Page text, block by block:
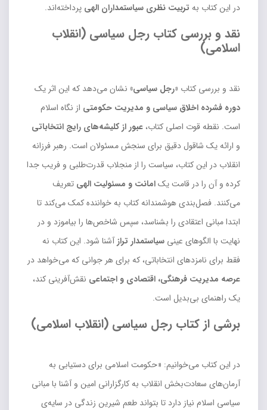
در این کتاب به تربیت نظری سیاستمداران الهی پرداخته‌اند.
نقد و بررسی کتاب رجل سیاسی (انقلاب
اسلامی)
نقد و بررسی کتاب «رجل سیاسی» نشان می‌دهد که این اثر یک
دوره فشرده اخلاق سیاسی و مدیریت حکومتی از نگاه اسلام
است. نقطه قوت اصلی کتاب، عبور از کلیشه‌های رایج انتخاباتی
و ارائه یک شاقول دقیق برای سنجش مسئولان است. رهبر فرزانه
انقلاب در این کتاب، سیاست را از منجلاب قدرت‌طلبی و فریب جدا
کرده و آن را در قامت یکامانت و مسئولیت الهی تعریف
می‌کنند. فصل‌بندی هوشمندانه کتاب به خواننده کمک می‌کند تا
ابتدا مبانی اعتقادی را بشناسد، سپس شاخص‌ها را بیاموزد و در
نهایت با الگوهای عینی سیاستمدار ترازآشنا شود. این کتاب نه
فقط برای نامزدهای انتخاباتی، که برای هر جوانی که می‌خواهد در
عرصه مدیریت فرهنگی، اقتصادی و اجتماعی نقش‌آفرینی کند،
یک راهنمای بی‌بدیل است.
برشی از کتاب رجل سیاسی (انقلاب اسلامی)
در این کتاب می‌خوانیم: «حکومت اسلامی برای دستیابی به
آرمان‌های سعادت‌بخش انقلاب به کارگزارانی امین و آشنا با مبانی
سیاسی اسلام نیاز دارد تا بتواند طعم شیرین زندگی در سایه‌ی